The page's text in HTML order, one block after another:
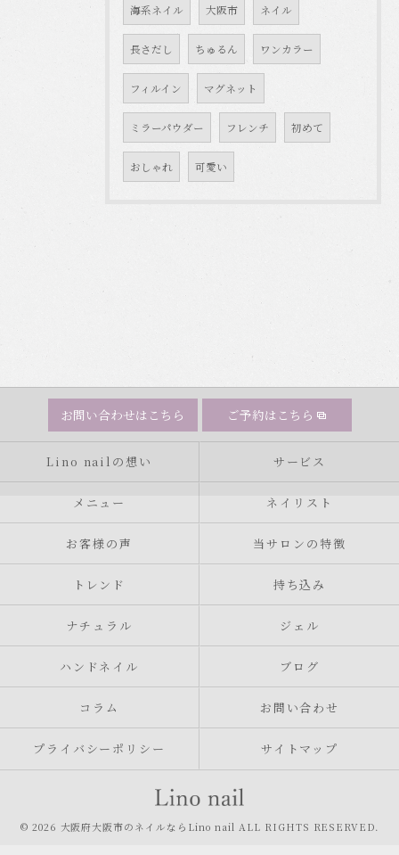
海系ネイル 大阪市 ネイル
長さだし ちゅるん ワンカラー
フィルイン マグネット
ミラーパウダー フレンチ 初めて
おしゃれ 可愛い
お問い合わせはこちら ご予約はこちら
Lino nailの想い サービス
メニュー ネイリスト
お客様の声 当サロンの特徴
トレンド 持ち込み
ナチュラル ジェル
ハンドネイル ブログ
コラム お問い合わせ
プライバシーポリシー サイトマップ
© 2026 大阪府大阪市のネイルならLino nail ALL RIGHTS RESERVED.